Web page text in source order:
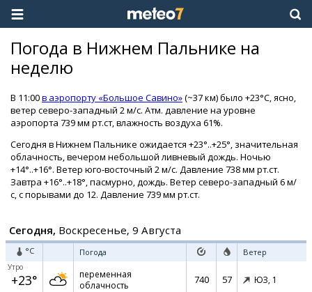
Погода в Нижнем Пальнике на
неделю
В 11:00в аэропорту «Большое Савино»(~37 км) было +23°C, ясно,
ветер северо-западный 2 м/с. Атм. давление на уровне
аэропорта 739 мм рт.ст, влажность воздуха 61%.
Сегодня в Нижнем Пальнике ожидается +23°..+25°, значительная
облачность, вечером небольшой ливневый дождь. Ночью
+14°..+16°. Ветер юго-восточный 2 м/с. Давление 738 мм рт.ст.
Завтра +16°..+18°, пасмурно, дождь. Ветер северо-западный 6 м/
с, с порывами до 12. Давление 739 мм рт.ст.
Сегодня, Воскресенье, 9 Августа
°C Погода Ветер
Утро
+23°
переменная
облачность
740 57 ЮЗ, 1